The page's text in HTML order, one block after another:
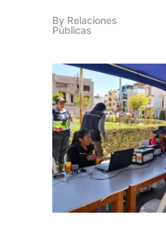
By Relaciones
Públicas